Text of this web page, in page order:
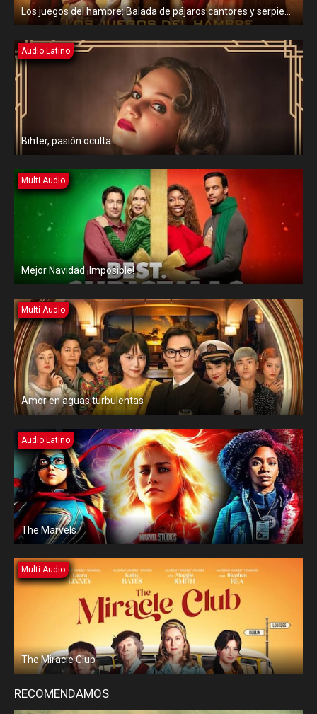
Los juegos del hambre: Balada de pájaros cantores y serpientes
Audio Latino
Bihter, pasión oculta
Multi Audio
Mejor Navidad ¡Imposible!
Multi Audio
Amor en aguas turbulentas
Audio Latino
The Marvels
Multi Audio
The Miracle Club
RECOMENDAMOS